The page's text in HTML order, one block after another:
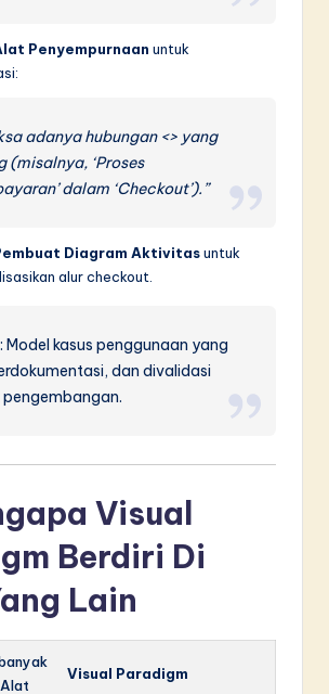
Penyempurnaan untuk
adanya hubungan <> yang
(misalnya, ‘Proses
dalam ‘Checkout’).”
Diagram Aktivitasuntuk
alur checkout.
kasus penggunaan yang
dan divalidasi
Visual
Berdiri Di
Lain
Visual Paradigm